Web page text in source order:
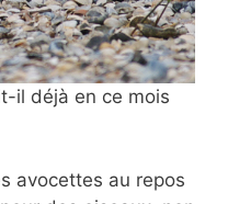
il déjà en ce mois
avocettes au repos